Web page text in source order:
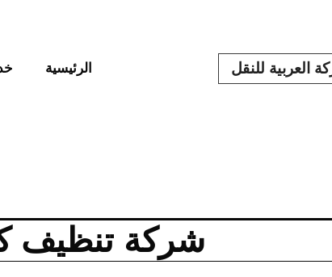
العربية للنقل الرئيسية
شركة تنظيف